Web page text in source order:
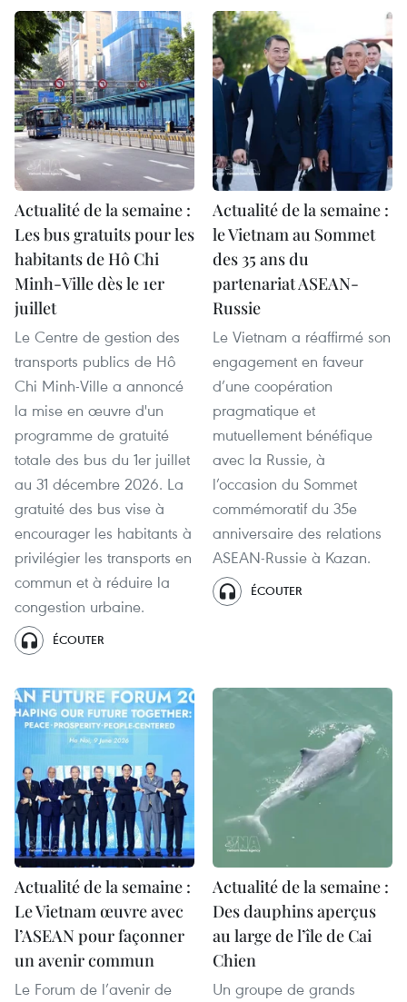
Actualité de la semaine :
Les bus gratuits pour les
habitants de Hô Chi
Minh-Ville dès le 1er
juillet
Le Centre de gestion des
transports publics de Hô
Chi Minh-Ville a annoncé
la mise en œuvre d'un
programme de gratuité
totale des bus du 1er juillet
au 31 décembre 2026. La
gratuité des bus vise à
encourager les habitants à
privilégier les transports en
commun et à réduire la
congestion urbaine.
ÉCOUTER
Actualité de la semaine :
le Vietnam au Sommet
des 35 ans du
partenariat ASEAN-
Russie
Le Vietnam a réaffirmé son
engagement en faveur
d’une coopération
pragmatique et
mutuellement bénéfique
avec la Russie, à
l’occasion du Sommet
commémoratif du 35e
anniversaire des relations
ASEAN-Russie à Kazan.
ÉCOUTER
Actualité de la semaine :
Le Vietnam œuvre avec
l’ASEAN pour façonner
un avenir commun
Le Forum de l’avenir de
Actualité de la semaine :
Des dauphins aperçus
au large de l’île de Cai
Chien
Un groupe de grands